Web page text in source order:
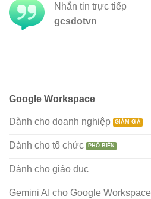
Nhắn tin trực tiếp
gcsdotvn
Google Workspace
Dành cho doanh nghiệp
Dành cho tổ chức
Dành cho giáo dục
Gemini AI cho Google Workspace